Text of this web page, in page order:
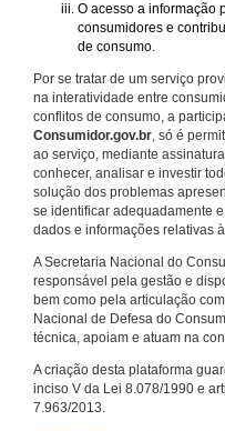
O acesso a informação
consumidores e
de consumo.
Por se tratar de um serviço
na interatividade entre
conflitos de consumo, a
Consumidor.gov.br, só é
ao serviço, mediante
conhecer, analisar e investir
solução dos problemas
se identificar adequadamente
dados e informações relativas
A Secretaria Nacional do
responsável pela gestão e
bem como pela articulação
Nacional de Defesa do
técnica, apoiam e atuam na
A criação desta plataforma
inciso V da Lei 8.078/1990 e
7.963/2013.